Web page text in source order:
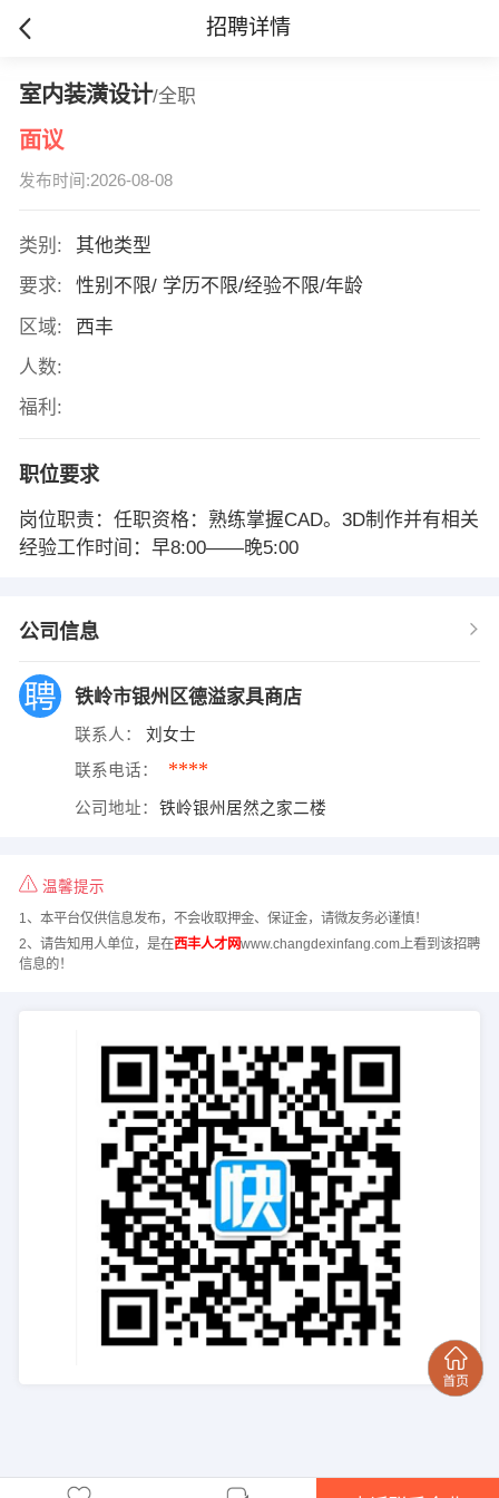
招聘详情
室内装潢设计/全职
面议
发布时间:2026-08-08
类别:
其他类型
要求:
性别不限/ 学历不限/经验不限/年龄
区域:
西丰
人数:
福利:
职位要求
岗位职责：任职资格：熟练掌握CAD。3D制作并有相关
经验工作时间：早8:00——晚5:00
公司信息
铁岭市银州区德溢家具商店
联系人： 刘女士
联系电话： ****
公司地址： 铁岭银州居然之家二楼
温馨提示
1、本平台仅供信息发布，不会收取押金、保证金，请微友务必谨慎！
2、请告知用人单位，是在西丰人才网www.changdexinfang.com上看到该招聘
信息的！